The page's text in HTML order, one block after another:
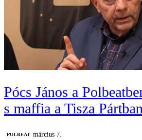
Pócs János a
s maffia a Tisza
‎POLBEAT március 7.